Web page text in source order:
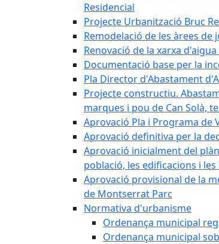
Residencial
Projecte Urbanització Bruc
Remodelació de les àrees
Renovació de la xarxa
Documentació base per la
Pla Director d'Abastament
Projecte constructiu.
marques i pou de Can Solà,
Aprovació Pla i Programa de
Aprovació definitiva per la
Aprovació inicialment del
població, les edificacions i
Aprovació provisional de la
de Montserrat Parc
Normativa d'urbanisme
Ordenança municipal
Ordenança municipal